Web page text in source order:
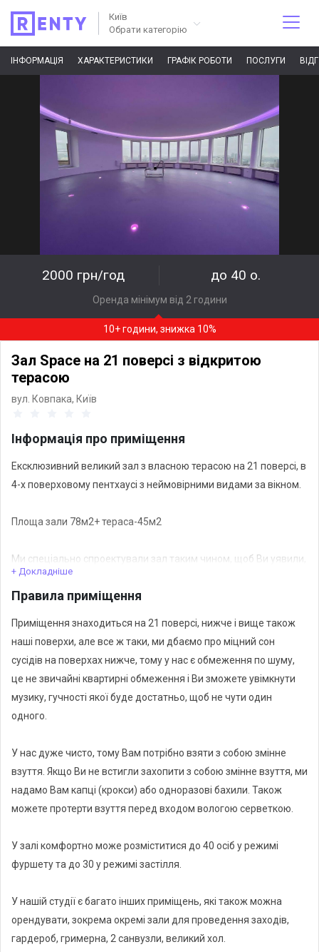
Київ
Обрати категорію
ІНФОРМАЦІЯ ХАРАКТЕРИСТИКИ ГРАФІК РОБОТИ ПОСЛУГИ
2000 грн/год до 40 о.
Оренда мінімум від 2 години
10+ години, знижка 10%
Зал Space на 21 поверсі з відкритою
терасою
вул. Ковпака, Київ
Інформація про приміщення
Ексклюзивний великий зал з власною терасою на 21 поверсі, в
4-х поверховому пентхаусі з неймовірними видами за вікном.
Площа зали 78м2+ тераса-45м2
Ми спеціально спроектували зал таким чином, щоб Ви уявили,
ніби знаходитесь над хмарами, і пролітаєте над містом,
розглядаючи вогні і спостерігаючи за міською метушнею.
+ Докладніше
Правила приміщення
Приміщення знаходиться на 21 поверсі, нижче і вище також
наші поверхи, але все ж таки, ми дбаємо про міцний сон
сусідів на поверхах нижче, тому у нас є обмеження по шуму,
це не звичайні квартирні обмеження і Ви зможете увімкнути
музику, гучності якої буде достатньо, щоб не чути один
одного.
У нас дуже чисто, тому Вам потрібно взяти з собою змінне
взуття. Якщо Ви не встигли захопити з собою змінне взуття, ми
надамо Вам капці (крокси) або одноразові бахили. Також
можете протерти взуття перед входом вологою серветкою.
У залі комфортно може розміститися до 40 осіб у режимі
фуршету та до 30 у режимі застілля.
У нашій студії є багато інших приміщень, які також можна
орендувати, зокрема окремі зали для проведення заходів,
гардероб, гримерна, 2 санвузли, великий хол.